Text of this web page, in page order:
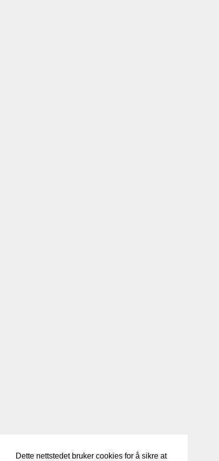
Dette nettstedet bruker cookies for å sikre at